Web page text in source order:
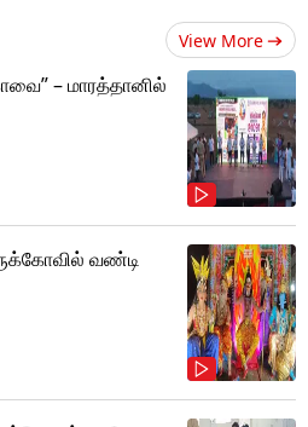
View More
– மாரத்தானில்
வண்டி